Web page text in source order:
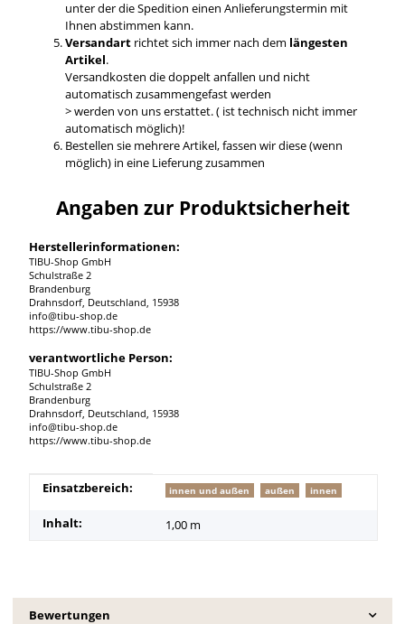
unter der die Spedition einen Anlieferungstermin mit
Ihnen abstimmen kann.
Versandartrichtet sich immer nach dem längesten
Artikel.
Versandkosten die doppelt anfallen und nicht
automatisch zusammengefast werden
> werden von uns erstattet. ( ist technisch nicht immer
automatisch möglich)!
Bestellen sie mehrere Artikel, fassen wir diese (wenn
möglich) in eine Lieferung zusammen
Angaben zur Produktsicherheit
Herstellerinformationen:
TIBU-Shop GmbH
Schulstraße 2
Brandenburg
Drahnsdorf, Deutschland, 15938
info@tibu-shop.de
https://www.tibu-shop.de
verantwortliche Person:
TIBU-Shop GmbH
Schulstraße 2
Brandenburg
Drahnsdorf, Deutschland, 15938
info@tibu-shop.de
https://www.tibu-shop.de
Produkteigenschaft
Wert
Einsatzbereich: innen und außen außen innen
Inhalt: 1,00 m
Bewertungen